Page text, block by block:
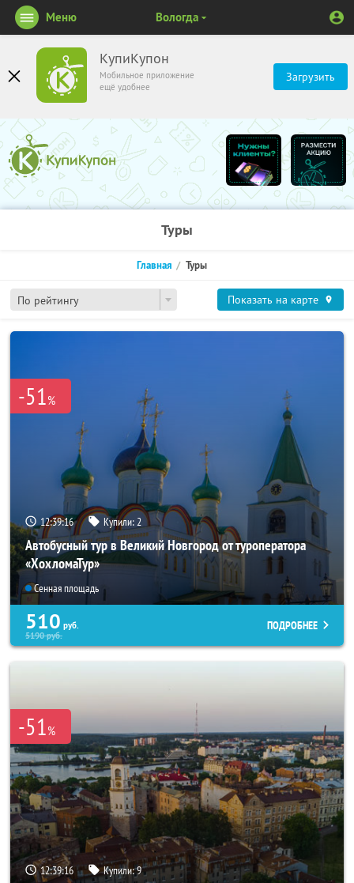
КупиКупон
Мобильное приложение
ещё удобнее
Загрузить
Меню Вологда
Туры
По рейтингу
Главная Туры
Показать на карте
-51%
12:39:15 Купили: 2
Автобусный тур в Великий Новгород от туроператора
«ХохломаТур»
Сенная площадь
510 руб.
5190руб.
ПОДРОБНЕЕ
-51%
12:39:15 Купили:9